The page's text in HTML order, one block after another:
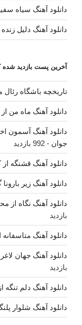
دانلود آهنگ سیاه
دانلود آهنگ دلیل
آخرین پست بازدید شده
تاریخچه باشگاه رئال
دانلود آهنگ ماه من
دانلود آهنگ آسمون
جوان - 992 بازدید
دانلود آهنگ قشنگه
دانلود آهنگ زیر
دانلود آهنگ نگاه از
بازدید
دانلود آهنگ
دانلود آهنگ جهان
بازدید
دانلود آهنگ دلم تنگه
دانلود آهنگ شلوار